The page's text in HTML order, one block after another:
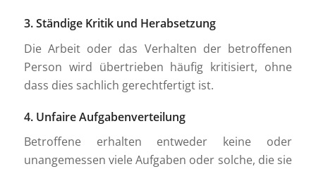
3. Ständige Kritik und Herabsetzung
Die Arbeit oder das Verhalten der betroffenen
Person wird übertrieben häufig kritisiert, ohne
dass dies sachlich gerechtfertigt ist.
4. Unfaire Aufgabenverteilung
Betroffene erhalten entweder keine oder
unangemessen viele Aufgaben oder solche, die sie